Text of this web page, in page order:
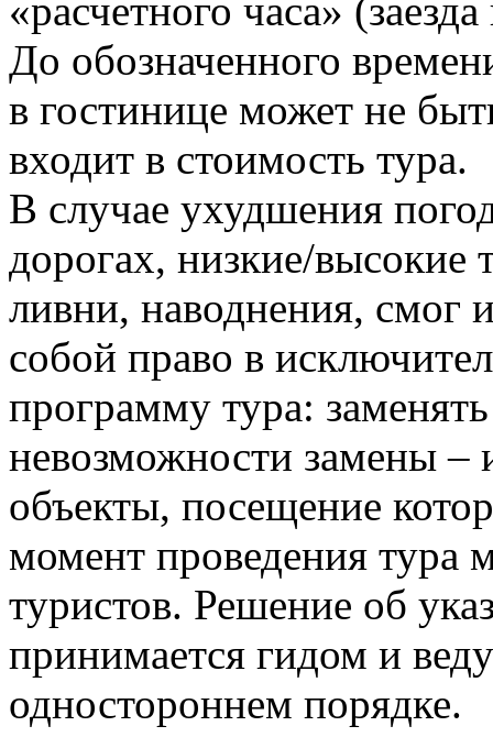
«расчетного часа»
До обозначенного
в гостинице может не
входит в стоимость тура.
В случае ухудшения
дорогах, низкие/высокие
ливни, наводнения, смог
собой право в
программу тура:
невозможности замены –
объекты, посещение
момент проведения тура
туристов. Решение об
принимается гидом и
одностороннем порядке.